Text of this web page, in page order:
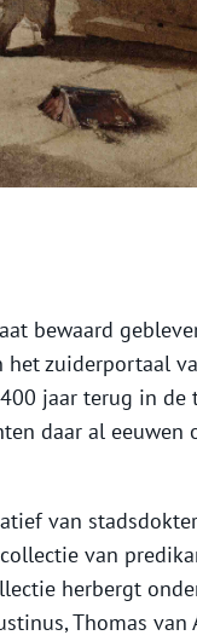
bewaard
het zuiderportaal
jaar terug in de
daar al eeuwen
van
van
herbergt
Thomas van